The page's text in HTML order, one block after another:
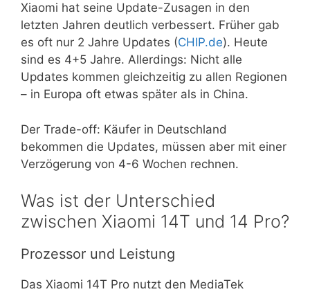
Xiaomi hat seine Update-Zusagen in den
letzten Jahren deutlich verbessert. Früher gab
es oft nur 2 Jahre Updates (CHIP.de). Heute
sind es 4+5 Jahre. Allerdings: Nicht alle
Updates kommen gleichzeitig zu allen Regionen
– in Europa oft etwas später als in China.
Der Trade-off: Käufer in Deutschland
bekommen die Updates, müssen aber mit einer
Verzögerung von 4-6 Wochen rechnen.
Was ist der Unterschied
zwischen Xiaomi 14T und 14 Pro?
Prozessor und Leistung
Das Xiaomi 14T Pro nutzt den MediaTek